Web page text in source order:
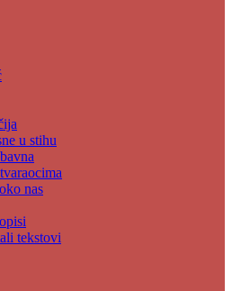
u stihu
nas
tekstovi